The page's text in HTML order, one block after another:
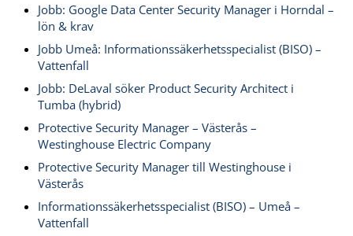
Jobb: Google Data Center Security Manager i Horndal –
lön & krav
Jobb Umeå: Informationssäkerhetsspecialist (BISO) –
Vattenfall
Jobb: DeLaval söker Product Security Architect i
Tumba (hybrid)
Protective Security Manager – Västerås –
Westinghouse Electric Company
Protective Security Manager till Westinghouse i
Västerås
Informationssäkerhetsspecialist (BISO) – Umeå –
Vattenfall